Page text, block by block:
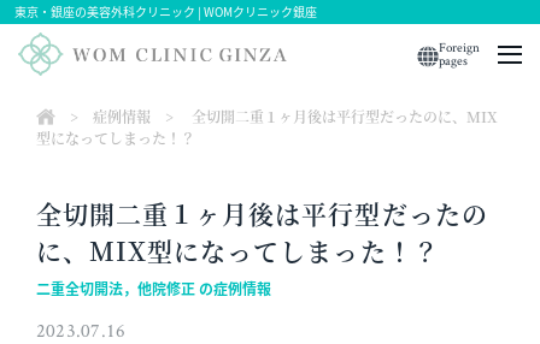
東京・銀座の美容外科クリニック | WOMクリニック銀座
Foreign
pages
> 症例情報 >
全切開二重１ヶ月後は平行型だったのに、MIX
型になってしまった！？
全切開二重１ヶ月後は平行型だったの
に、MIX型になってしまった！？
二重全切開法，他院修正 の症例情報
2023.07.16